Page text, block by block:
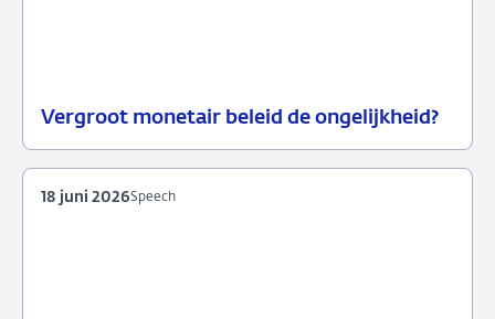
Vergroot monetair beleid de ongelijkheid?
2026
Speech
18 juni 2026